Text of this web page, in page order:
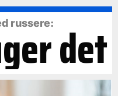
russere: det